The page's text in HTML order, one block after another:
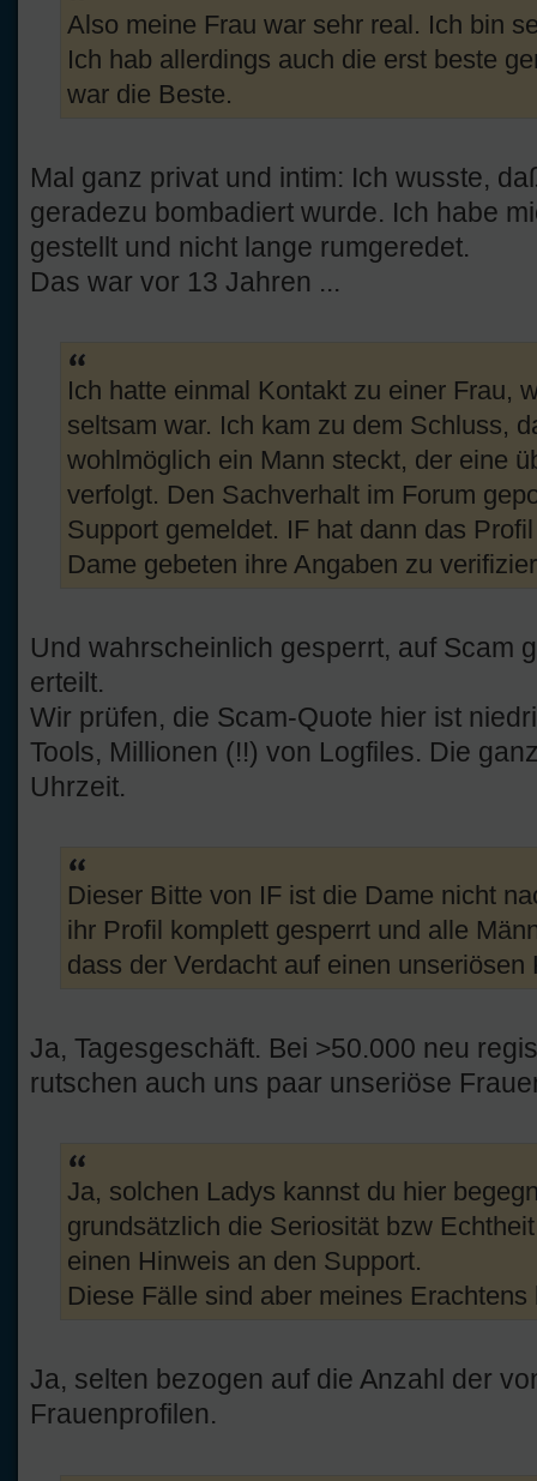
Also meine Frau war sehr real. Ich bin
Ich hab allerdings auch die erst beste
war die Beste.
Mal ganz privat und intim: Ich wusste,
geradezu bombadiert wurde. Ich habe
gestellt und nicht lange rumgeredet.
Das war vor 13 Jahren ...
Ich hatte einmal Kontakt zu einer Frau,
seltsam war. Ich kam zu dem Schluss,
wohlmöglich ein Mann steckt, der eine
verfolgt. Den Sachverhalt im Forum
Support gemeldet. IF hat dann das
Dame gebeten ihre Angaben zu
Und wahrscheinlich gesperrt, auf Scam
erteilt.
Wir prüfen, die Scam-Quote hier ist
Tools, Millionen (!!) von Logfiles. Die
Uhrzeit.
Dieser Bitte von IF ist die Dame nicht
ihr Profil komplett gesperrt und alle
dass der Verdacht auf einen unseriösen
Ja, Tagesgeschäft. Bei >50.000 neu
rutschen auch uns paar unseriöse
Ja, solchen Ladys kannst du hier
grundsätzlich die Seriosität bzw
einen Hinweis an den Support.
Diese Fälle sind aber meines
Ja, selten bezogen auf die Anzahl der
Frauenprofilen.